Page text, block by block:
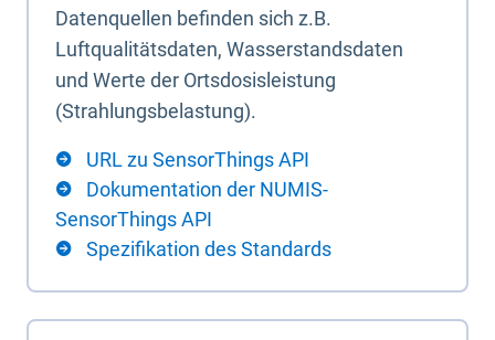
Datenquellen befinden sich z.B.
Luftqualitätsdaten, Wasserstandsdaten
und Werte der Ortsdosisleistung
(Strahlungsbelastung).
URL zu SensorThings API
Dokumentation der NUMIS-
SensorThings API
Spezifikation des Standards